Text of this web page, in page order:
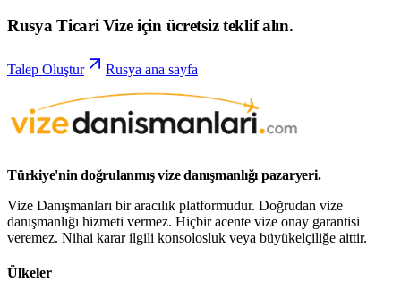
Rusya Ticari Vize için ücretsiz teklif alın.
Talep Oluştur Rusya ana sayfa
Türkiye'nin doğrulanmış vize danışmanlığı pazaryeri.
Vize Danışmanları bir aracılık platformudur. Doğrudan vize
danışmanlığı hizmeti vermez. Hiçbir acente vize onay garantisi
veremez. Nihai karar ilgili konsolosluk veya büyükelçiliğe aittir.
Ülkeler